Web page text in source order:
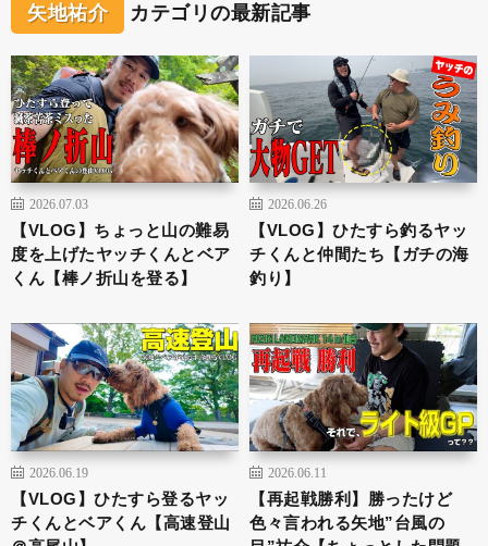
矢地祐介 カテゴリの最新記事
2026.07.03
【VLOG】ちょっと山の難易
度を上げたヤッチくんとベア
くん【棒ノ折山を登る】
2026.06.26
【VLOG】ひたすら釣るヤッ
チくんと仲間たち【ガチの海
釣り】
2026.06.19
【VLOG】ひたすら登るヤッ
チくんとベアくん【高速登山
2026.06.11
【再起戦勝利】勝ったけど
色々言われる矢地”台風の